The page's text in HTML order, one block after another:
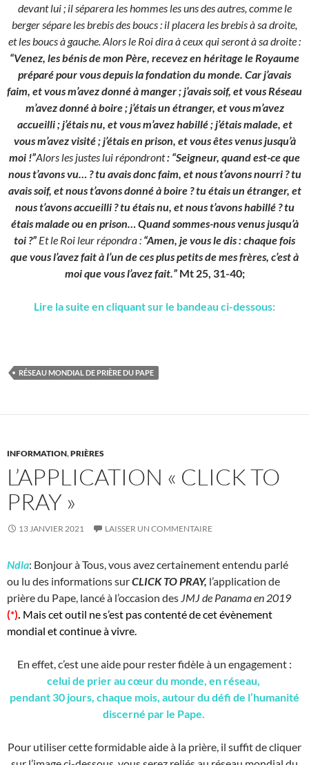
devant lui ; il séparera les hommes les uns des autres, comme le
berger sépare les brebis des boucs : il placera les brebis à sa droite,
et les boucs à gauche. Alors le Roi dira à ceux qui seront à sa droite :
“Venez, les bénis de mon Père, recevez en héritage le Royaume
préparé pour vous depuis la fondation du monde. Car j’avais
faim, et vous m’avez donné à manger ; j’avais soif, et vous Réseau
m’avez donné à boire ; j’étais un étranger, et vous m’avez
accueilli ; j’étais nu, et vous m’avez habillé ; j’étais malade, et
vous m’avez visité ; j’étais en prison, et vous êtes venus jusqu’à
moi !”Alors les justes lui répondront: “Seigneur, quand est-ce que
nous t’avons vu… ? tu avais donc faim, et nous t’avons nourri ? tu
avais soif, et nous t’avons donné à boire ? tu étais un étranger, et
nous t’avons accueilli ? tu étais nu, et nous t’avons habillé ? tu
étais malade ou en prison… Quand sommes-nous venus jusqu’à
toi ?” Et le Roi leur répondra : “Amen, je vous le dis : chaque fois
que vous l’avez fait à l’un de ces plus petits de mes frères, c’est à
moi que vous l’avez fait.” Mt 25, 31-40;
Lire la suite en cliquant sur le bandeau ci-dessous:
RÉSEAU MONDIAL DE PRIÈRE DU PAPE
INFORMATION,PRIÈRES
L’APPLICATION « CLICK TO
PRAY »
13 JANVIER 2021 LAISSER UN COMMENTAIRE
Ndla: Bonjour à Tous, vous avez certainement entendu parlé
ou lu des informations surCLICK TO PRAY, l’application de
prière du Pape, lancé à l’occasion des JMJ de Panama en 2019
(*). Mais cet outil ne s’est pas contenté de cet évènement
mondial et continue à vivre.
En effet, c’est une aide pour rester fidèle à un engagement :
celui de prier au cœur du monde, en réseau,
pendant 30 jours, chaque mois, autour du défi de l’humanité
discerné par le Pape.
Pour utiliser cette formidable aide à la prière, il suffit de cliquer